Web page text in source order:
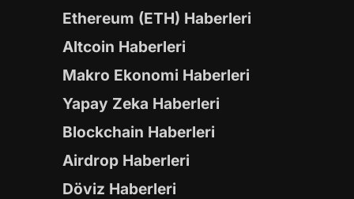
Ethereum (ETH) Haberleri
Altcoin Haberleri
Makro Ekonomi Haberleri
Yapay Zeka Haberleri
Blockchain Haberleri
Airdrop Haberleri
Döviz Haberleri